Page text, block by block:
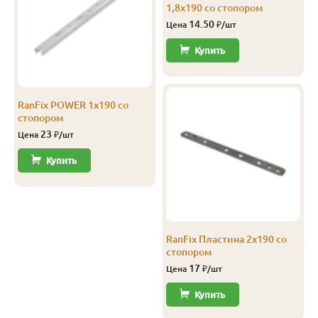
RanFix POWER 1х190 со
стопором
Цена 23 ₽/шт
Купить
1,8х190 со стопором
Цена 14.50 ₽/шт
Купить
RanFix Пластина 2х190 со
стопором
Цена 17 ₽/шт
Купить